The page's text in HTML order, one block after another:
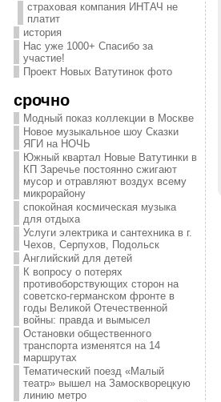
страховая компания ИНТАЧ не
платит
история
Нас уже 1000+ Спасибо за
участие!
Проект Новых Ватутинок фото
срочно
Модный показ коллекции в Москве
Новое музыкальное шоу Сказки
ЯГИ на НОЧЬ
Южный квартал Новые Ватутинки в
КП Заречье постоянно сжигают
мусор и отравляют воздух всему
микрорайону
спокойная космическая музыка
для отдыха
Услуги электрика и сантехника в г.
Чехов, Серпухов, Подольск
Английский для детей
К вопросу о потерях
противоборствующих сторон на
советско-германском фронте в
годы Великой Отечественной
войны: правда и вымысел
Остановки общественного
транспорта изменятся на 14
маршрутах
Тематический поезд «Малый
театр» вышел на Замоскворецкую
линию метро